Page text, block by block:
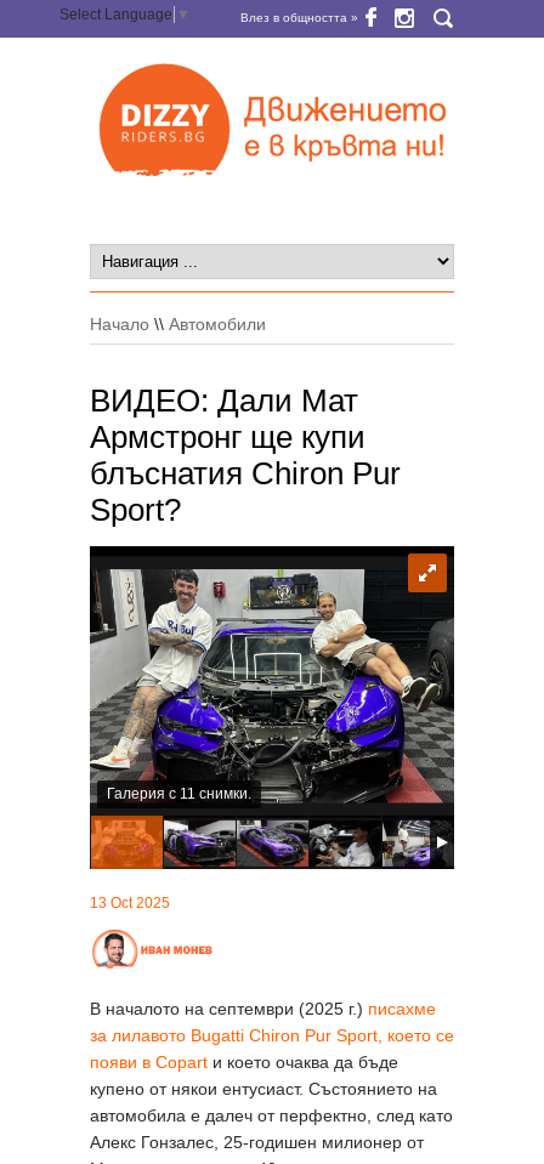
Select Language ▼ Влез в общността »
Начало \\ Автомобили
ВИДЕО: Дали Мат
Армстронг ще купи
блъснатия Chiron Pur
Sport?
Галерия с 11 снимки.
13 Oct 2025
В началото на септември (2025 г.) писахме
за лилавото Bugatti Chiron Pur Sport, което се
появи в Copart и което очаква да бъде
купено от някои ентусиаст. Състоянието на
автомобила е далеч от перфектно, след като
Алекс Гонзалес, 25-годишен милионер от